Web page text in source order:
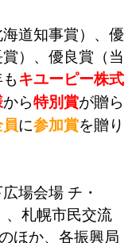
道知事賞）、優
）、優良賞（当
キユーピー株式
から特別賞が贈ら
に参加賞を贈り
場会場 チ・
、札幌市民交流
ほか、各振興局